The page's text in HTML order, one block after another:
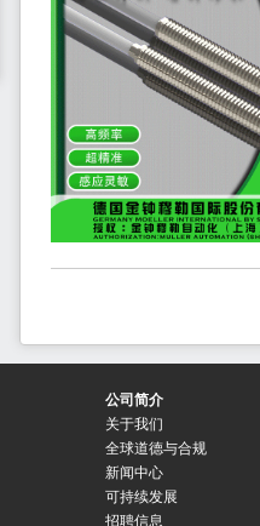
公司简介
关于我们
全球道德与合规
新闻中心
可持续发展
招聘信息